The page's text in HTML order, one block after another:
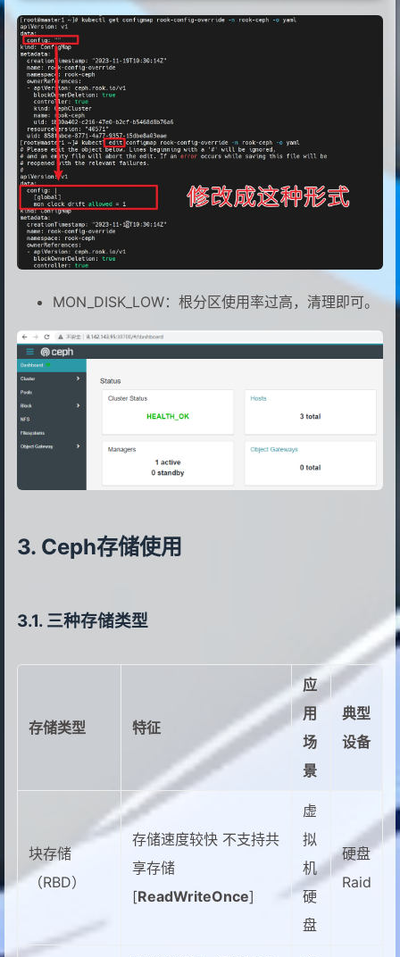
9
10
11
12
13
14
15
16
17
18
19
20
22
24
kubectl get configmap rook-config-
kubectl
config:
    [global]
    mon clock drift allowed = 1
#删除pod
kubectl -n
#显示一下信息
pod "rook-ceph-mon-a-557d88c-6ksmg"
"rook-ceph-mon-b-748dcc9b89-j8l24"
pod
"rook-ceph-mon-c-5d47c664-p855m"
ceph -s
MON_DISK_LOW：根分区使用率过高，清理即可。
Ceph存储使用
三种存储类型
存储类型 特征
应
用
场
景
典型
设备
块存储
（RBD）
存储速度较快 不支持共
享存储
[ReadWriteOnce]
虚
拟
机
硬
盘
硬盘
Raid